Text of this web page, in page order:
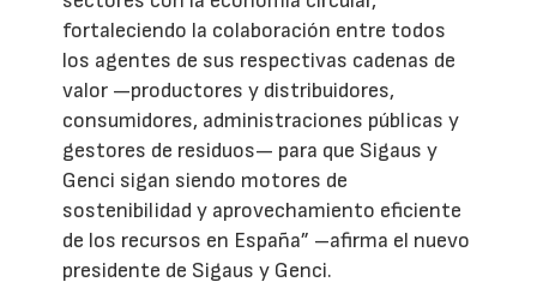
fortaleciendo la colaboración entre todos
los agentes de sus respectivas cadenas de
valor —productores y distribuidores,
consumidores, administraciones públicas y
gestores de residuos— para que Sigaus y
Genci sigan siendo motores de
sostenibilidad y aprovechamiento eficiente
de los recursos en España” –afirma el nuevo
presidente de Sigaus y Genci.